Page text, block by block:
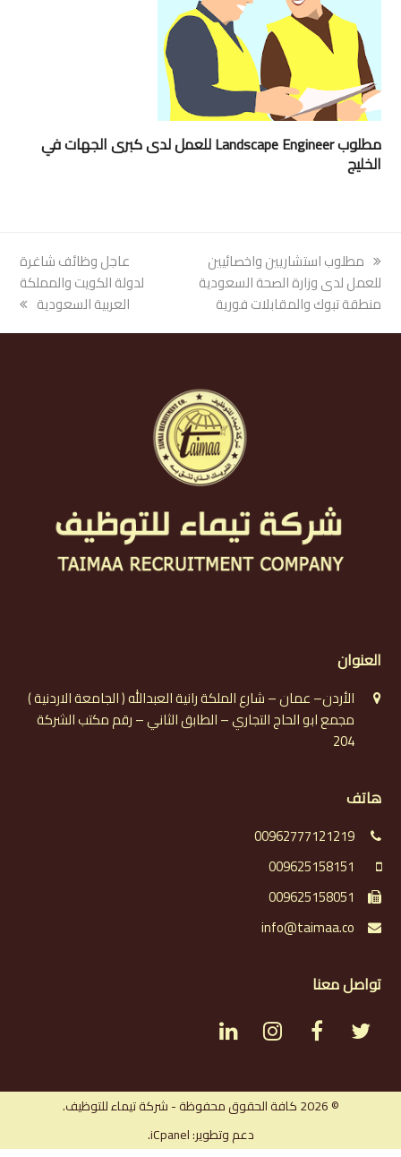
مطلوب Landscape Engineer للعمل لدى كبرى الجهات في
الخليج
previous
post:
مطلوب استشاريين واخصائيين
للعمل لدى وزارة الصحة السعودية
منطقة تبوك والمقابلات فورية
next
post:
عاجل وظائف شاغرة
لدولة الكويت والمملكة
العربية السعودية
العنوان
الأردن– عمان – شارع الملكة رانية العبدالله ( الجامعة الاردنية )
مجمع ابو الحاج التجاري – الطابق الثاني – رقم مكتب الشركة
204
هاتف
00962777121219
009625158151
009625158051
info@taimaa.co
تواصل معنا
c
I
s
L
n
© 2026 كافة الحقوق محفوظة - شركة تيماء للتوظيف.
دعم وتطوير: iCpanel.